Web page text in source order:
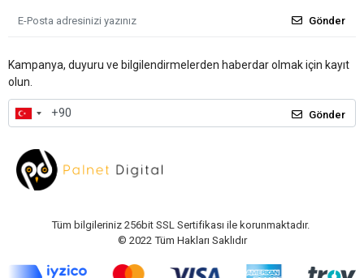
Gönder
Kampanya, duyuru ve bilgilendirmelerden haberdar olmak için kayıt
olun.
Gönder
Tüm bilgileriniz 256bit SSL Sertifikası ile korunmaktadır.
© 2022 Tüm Hakları Saklıdır